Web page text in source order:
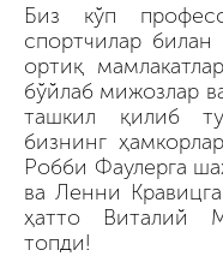
Биз кўп
спортчилар
ортиқ
бўйлаб мижозлар
ташкил қилиб
бизнинг
Робби Фаулерга
ва Ленни
ҳатто Виталий
топди!